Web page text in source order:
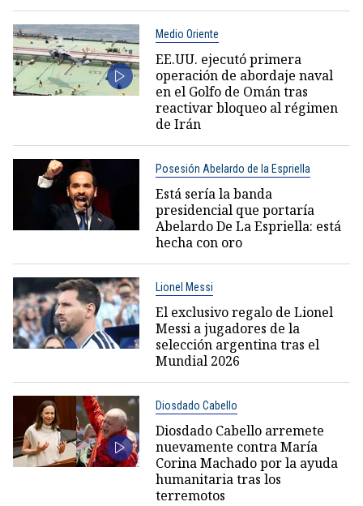
Medio Oriente
EE.UU. ejecutó primera
operación de abordaje naval
en el Golfo de Omán tras
reactivar bloqueo al régimen
de Irán
Posesión Abelardo de la Espriella
Está sería la banda
presidencial que portaría
Abelardo De La Espriella: está
hecha con oro
Lionel Messi
El exclusivo regalo de Lionel
Messi a jugadores de la
selección argentina tras el
Mundial 2026
Diosdado Cabello
Diosdado Cabello arremete
nuevamente contra María
Corina Machado por la ayuda
humanitaria tras los
terremotos